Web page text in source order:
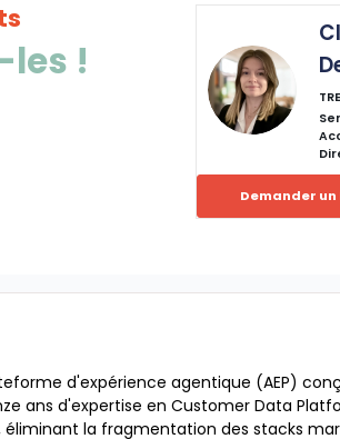
les !
CD
Demander un
d'expérience agentique (AEP)
ans d'expertise en Customer Data
la fragmentation des stacks